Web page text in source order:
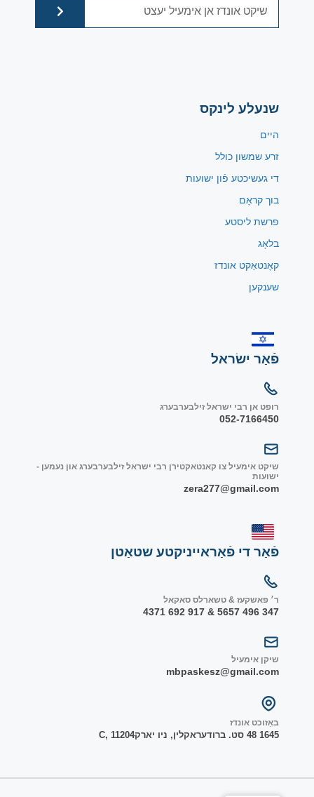
שנעלע לינקס
היים
זרע שמשון כולל
די געשיכטע פֿון ישועות
בוך קראָם
פרשת ליסטע
בלאָג
קאָנטאַקט אונדז
שענקען
פֿאַר ישׂראל
רופט אן רבי ישראל זילבערבערג
052-7166450
שיקט אימעיל צו קאנטאקטירן רבי ישראל זילבערבערג און נעמען -
ישועות
zera277@gmail.com
פֿאַר די פֿאַראייניקטע שטאַטן
ר׳ פאשקעז & טשארלס סאקאל
347 496 5657 & 917 692 4371
שיקן אימעיל
mbpaskesz@gmail.com
באַזוכט אונדז
1645 48 סט. ברודער אקלין, ניו יארק C, 11204